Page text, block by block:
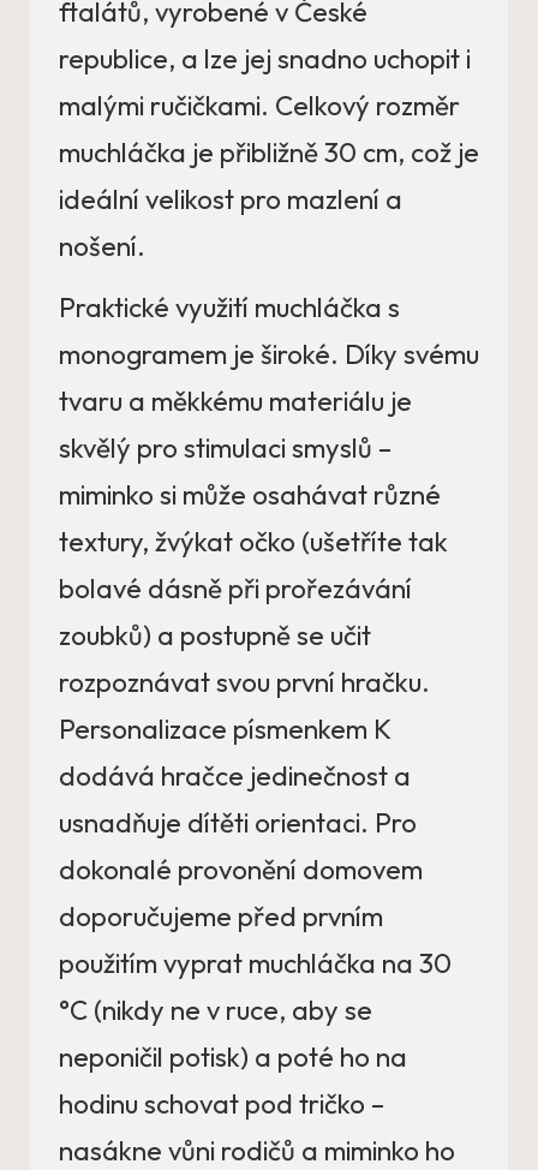
ftalátů, vyrobené v České
republice, a lze jej snadno uchopit i
malými ručičkami. Celkový rozměr
muchláčka je přibližně 30 cm, což je
ideální velikost pro mazlení a
nošení.
Praktické využití muchláčka s
monogramem je široké. Díky svému
tvaru a měkkému materiálu je
skvělý pro stimulaci smyslů –
miminko si může osahávat různé
textury, žvýkat očko (ušetříte tak
bolavé dásně při prořezávání
zoubků) a postupně se učit
rozpoznávat svou první hračku.
Personalizace písmenkem K
dodává hračce jedinečnost a
usnadňuje dítěti orientaci. Pro
dokonalé provonění domovem
doporučujeme před prvním
použitím vyprat muchláčka na 30
°C (nikdy ne v ruce, aby se
neponičil potisk) a poté ho na
hodinu schovat pod tričko –
nasákne vůni rodičů a miminko ho